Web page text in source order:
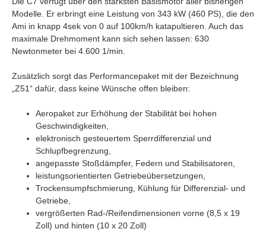
Modelle. Er erbringt eine Leistung von 343 kW (460 PS), die den
Ami in knapp 4sek von 0 auf 100km/h katapultieren. Auch das
maximale Drehmoment kann sich sehen lassen: 630
Newtonmeter bei 4.600 1/min.
Zusätzlich sorgt das Performancepaket mit der Bezeichnung
„Z51“ dafür, dass keine Wünsche offen bleiben:
Aeropaket zur Erhöhung der Stabilität bei hohen
Geschwindigkeiten,
elektronisch gesteuertem Sperrdifferenzial und
Schlupfbegrenzung,
angepasste Stoßdämpfer, Federn und Stabilisatoren,
leistungsorientierten Getriebeübersetzungen,
Trockensumpfschmierung, Kühlung für Differenzial- und
Getriebe,
vergrößerten Rad-/Reifendimensionen vorne (8,5 x 19
Zoll) und hinten (10 x 20 Zoll)